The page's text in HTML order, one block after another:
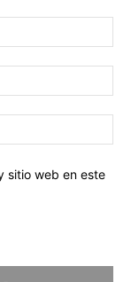
sitio web en este